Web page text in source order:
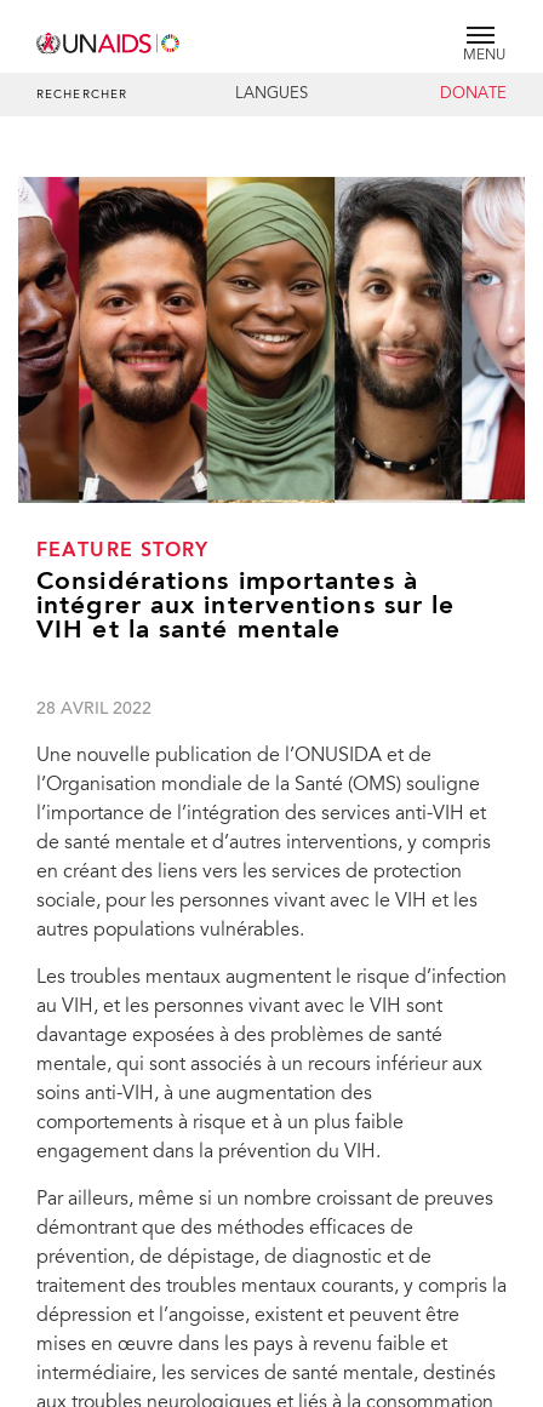
MENU
RECHERCHER LANGUES DONATE
FEATURE STORY
Considérations importantes à
intégrer aux interventions sur le
VIH et la santé mentale
28 AVRIL 2022
Une nouvelle publication de l’ONUSIDA et de
l’Organisation mondiale de la Santé (OMS) souligne
l’importance de l’intégration des services anti-VIH et
de santé mentale et d’autres interventions, y compris
en créant des liens vers les services de protection
sociale, pour les personnes vivant avec le VIH et les
autres populations vulnérables.
Les troubles mentaux augmentent le risque d’infection
au VIH, et les personnes vivant avec le VIH sont
davantage exposées à des problèmes de santé
mentale, qui sont associés à un recours inférieur aux
soins anti-VIH, à une augmentation des
comportements à risque et à un plus faible
engagement dans la prévention du VIH.
Par ailleurs, même si un nombre croissant de preuves
démontrant que des méthodes efficaces de
prévention, de dépistage, de diagnostic et de
traitement des troubles mentaux courants, y compris la
dépression et l’angoisse, existent et peuvent être
mises en œuvre dans les pays à revenu faible et
intermédiaire, les services de santé mentale, destinés